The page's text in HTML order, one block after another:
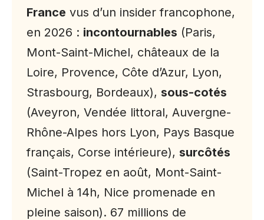
France vus d’un insider francophone,
en 2026 : incontournables (Paris,
Mont-Saint-Michel, châteaux de la
Loire, Provence, Côte d’Azur, Lyon,
Strasbourg, Bordeaux), sous-cotés
(Aveyron, Vendée littoral, Auvergne-
Rhône-Alpes hors Lyon, Pays Basque
français, Corse intérieure), surcôtés
(Saint-Tropez en août, Mont-Saint-
Michel à 14h, Nice promenade en
pleine saison). 67 millions de